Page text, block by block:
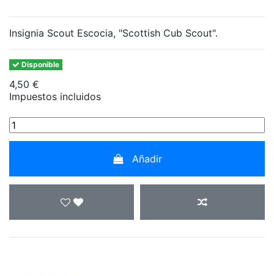
Insignia Scout Escocia, "Scottish Cub Scout".
Disponible
4,50 €
Impuestos incluidos
Añadir